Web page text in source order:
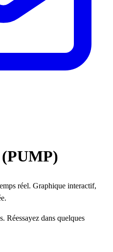
(PUMP)
réel. Graphique interactif,
Réessayez dans quelques